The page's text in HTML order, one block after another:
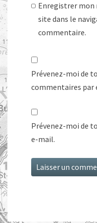
Enregistrer
site dans le
commentaire.
Prévenez-moi de
commentaires par
Prévenez-moi de
e-mail.